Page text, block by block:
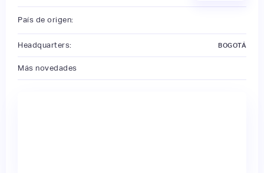
País de origen:
Headquarters: BOGOTÁ
Más novedades